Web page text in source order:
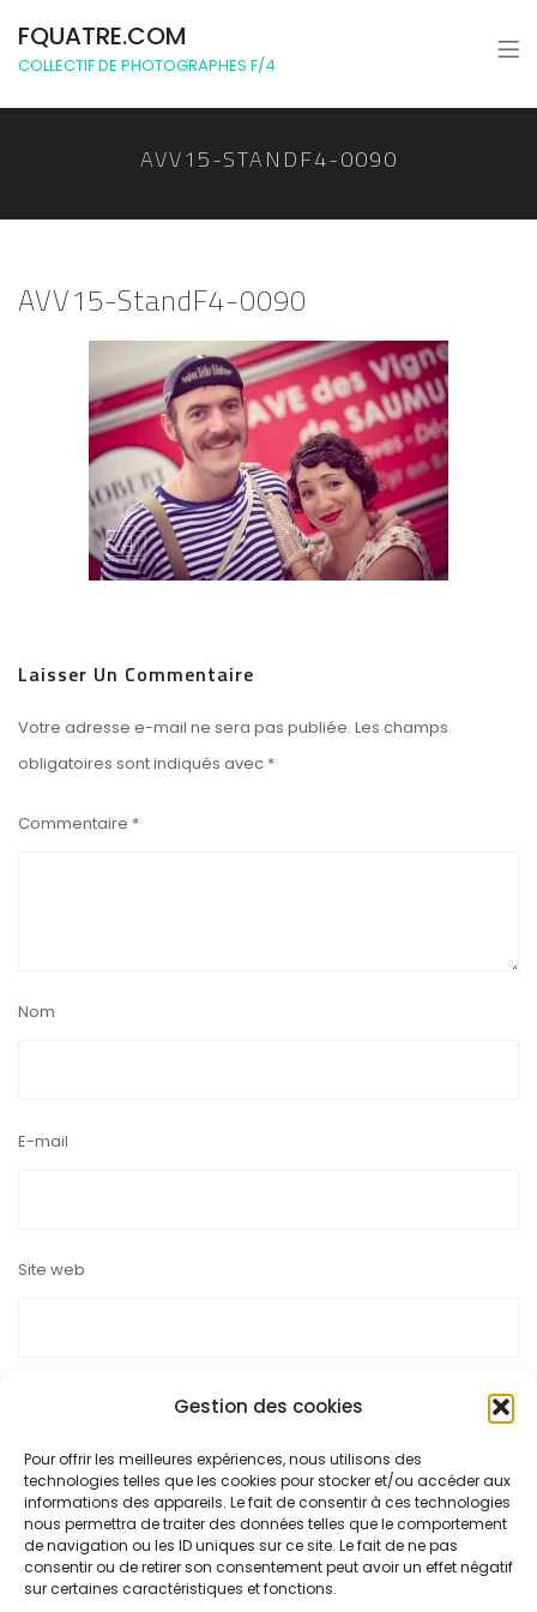
Gestion des cookies
Pour offrir les meilleures expériences, nous utilisons des
technologies telles que les cookies pour stocker et/ou accéder aux
informations des appareils. Le fait de consentir à ces technologies
nous permettra de traiter des données telles que le comportement
de navigation ou les ID uniques sur ce site. Le fait de ne pas
consentir ou de retirer son consentement peut avoir un effet négatif
sur certaines caractéristiques et fonctions.
FQUATRE.COM
COLLECTIF DE PHOTOGRAPHES F/4
AVV15-STANDF4-0090
AVV15-StandF4-0090
Laisser Un Commentaire
Votre adresse e-mail ne sera pas publiée. Les champs
obligatoires sont indiqués avec *
Commentaire *
Nom
E-mail
Site web
Ce site utilise Akismet pour réduire les indésirables.
plus sur la façon dont les données de vos commentaires sont
traitées.